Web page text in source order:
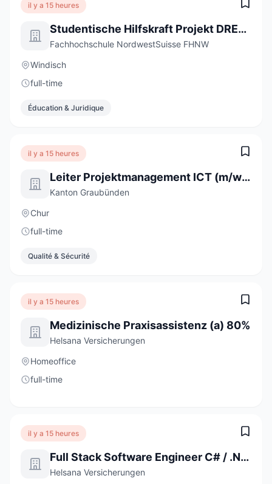
il y a 15 heures
Studentische Hilfskraft Projekt DREAMS - Digitale Professionsentwicklung und Bildungsinnovation (20-40 %)
Fachhochschule NordwestSuisse FHNW
Windisch
full-time
Éducation & Juridique
il y a 15 heures
Leiter Projektmanagement ICT (m/w/d)
Kanton Graubünden
Chur
full-time
Qualité & Sécurité
il y a 15 heures
Medizinische Praxisassistenz (a) 80%
Helsana Versicherungen
Homeoffice
full-time
il y a 15 heures
Full Stack Software Engineer C# / .NET / React (a) 80-100%
Helsana Versicherungen